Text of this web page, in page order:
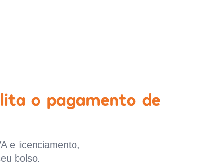
o pagamento de
e licenciamento,
bolso.